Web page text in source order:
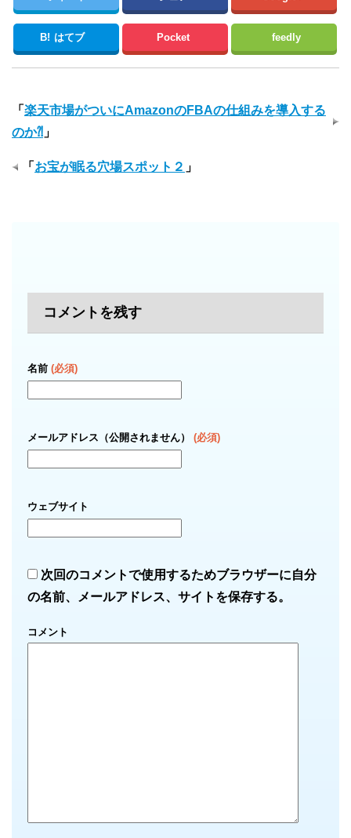
B! はてブ Pocket feedly
「 楽天市場がついにAmazonのFBAの仕組みを導入する
のか⁈ 」
「 お宝が眠る穴場スポット２ 」
コメントを残す
名前 (必須)
メールアドレス（公開されません） (必須)
ウェブサイト
次回のコメントで使用するためブラウザーに自分
の名前、メールアドレス、サイトを保存する。
コメント